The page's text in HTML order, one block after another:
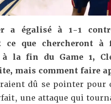
a égalisé à 1-1
ce que chercheront
à la fin du Game 1,
mais comment faire
dû se pointer pour
une attaque qui